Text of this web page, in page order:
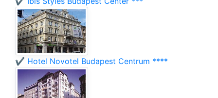
✔️ Hotel Novotel Budapest Centrum ****